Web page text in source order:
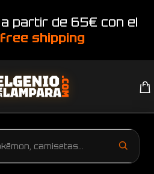
a partir de 65€ con el
free shipping